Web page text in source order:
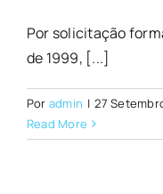
Por solicitação
de 1999, [...]
Por admin | 27
Read More